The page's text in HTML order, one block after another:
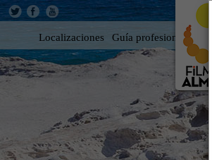
Localizaciones Guía profesional